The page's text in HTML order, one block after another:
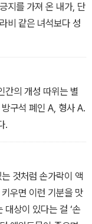
지를 가져 온 내가, 단
비 같은 녀석보다 성
간의 개성 따위는 별
구석 폐인 A, 형사 A.
.
것처럼 손가락이 액
우면 이런 기분을 맛
상이 있다는 걸 ‘손